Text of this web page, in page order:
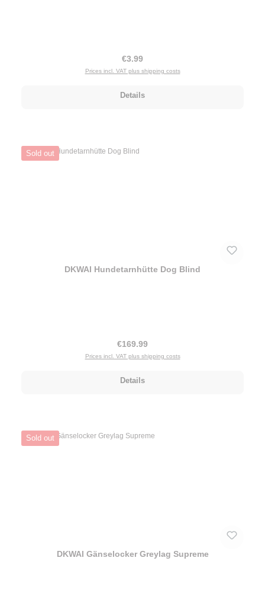
Regular price:
€3.99
Prices incl. VAT plus shipping costs
Details
Sold out
DKWAI Hundetarnhütte Dog Blind
Regular price:
€169.99
Prices incl. VAT plus shipping costs
Details
Sold out
DKWAI Gänselocker Greylag Supreme